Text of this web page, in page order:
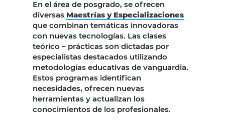
En el área de posgrado, se ofrecen
diversas Maestrías y Especializaciones
que combinan temáticas innovadoras
con nuevas tecnologías. Las clases
teórico – prácticas son dictadas por
especialistas destacados utilizando
metodologías educativas de vanguardia.
Estos programas identifican
necesidades, ofrecen nuevas
herramientas y actualizan los
conocimientos de los profesionales.